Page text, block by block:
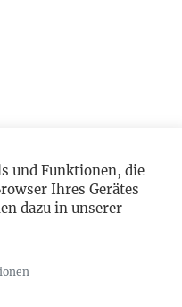
und Funktionen, die
Ihres Gerätes
dazu in unserer